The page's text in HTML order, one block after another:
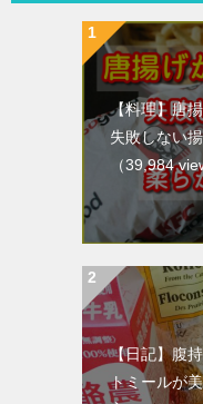
【料理】唐
失敗しない
（39,984
【日記】腹
トミールが